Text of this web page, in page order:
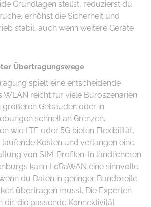
Grundlagen stellst, reduzierst du
erhöhst die Sicherheit und
stabil, auch wenn weitere Geräte
Übertragungswege
spielt eine entscheidende
WLAN reicht für viele Büroszenarien
größeren Gebäuden oder in
schnell an Grenzen.
wie LTE oder 5G bieten Flexibilität,
Kosten und verlangen eine
von SIM-Profilen. In ländlicheren
kann LoRaWAN eine sinnvolle
du Daten in geringer Bandbreite
übertragen musst. Die Experten
dir, die passende Konnektivität